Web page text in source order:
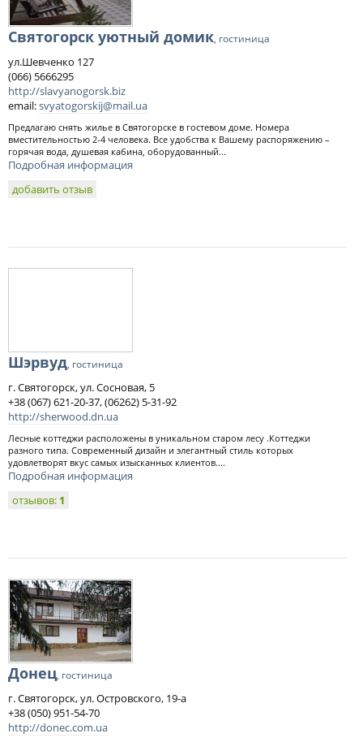
Святогорск уютный домик, гостиница
ул.Шевченко 127
(066) 5666295
http://slavyanogorsk.biz
email:svyatogorskij@mail.ua
Предлагаю снять жилье в Святогорске в гостевом доме. Номера
вместительностью 2-4 человека. Все удобства к Вашему распоряжению –
горячая вода, душевая кабина, оборудованный...
Подробная информация
добавить отзыв
Шэрвуд, гостиница
г. Святогорск, ул. Сосновая, 5
+38 (067) 621-20-37, (06262) 5-31-92
http://sherwood.dn.ua
Лесные коттеджи расположены в уникальном старом лесу .Коттеджи
разного типа. Современный дизайн и элегантный стиль которых
удовлетворят вкус самых изысканных клиентов....
Подробная информация
отзывов: 1
Донец, гостиница
г. Святогорск, ул. Островского, 19-а
+38 (050) 951-54-70
http://donec.com.ua